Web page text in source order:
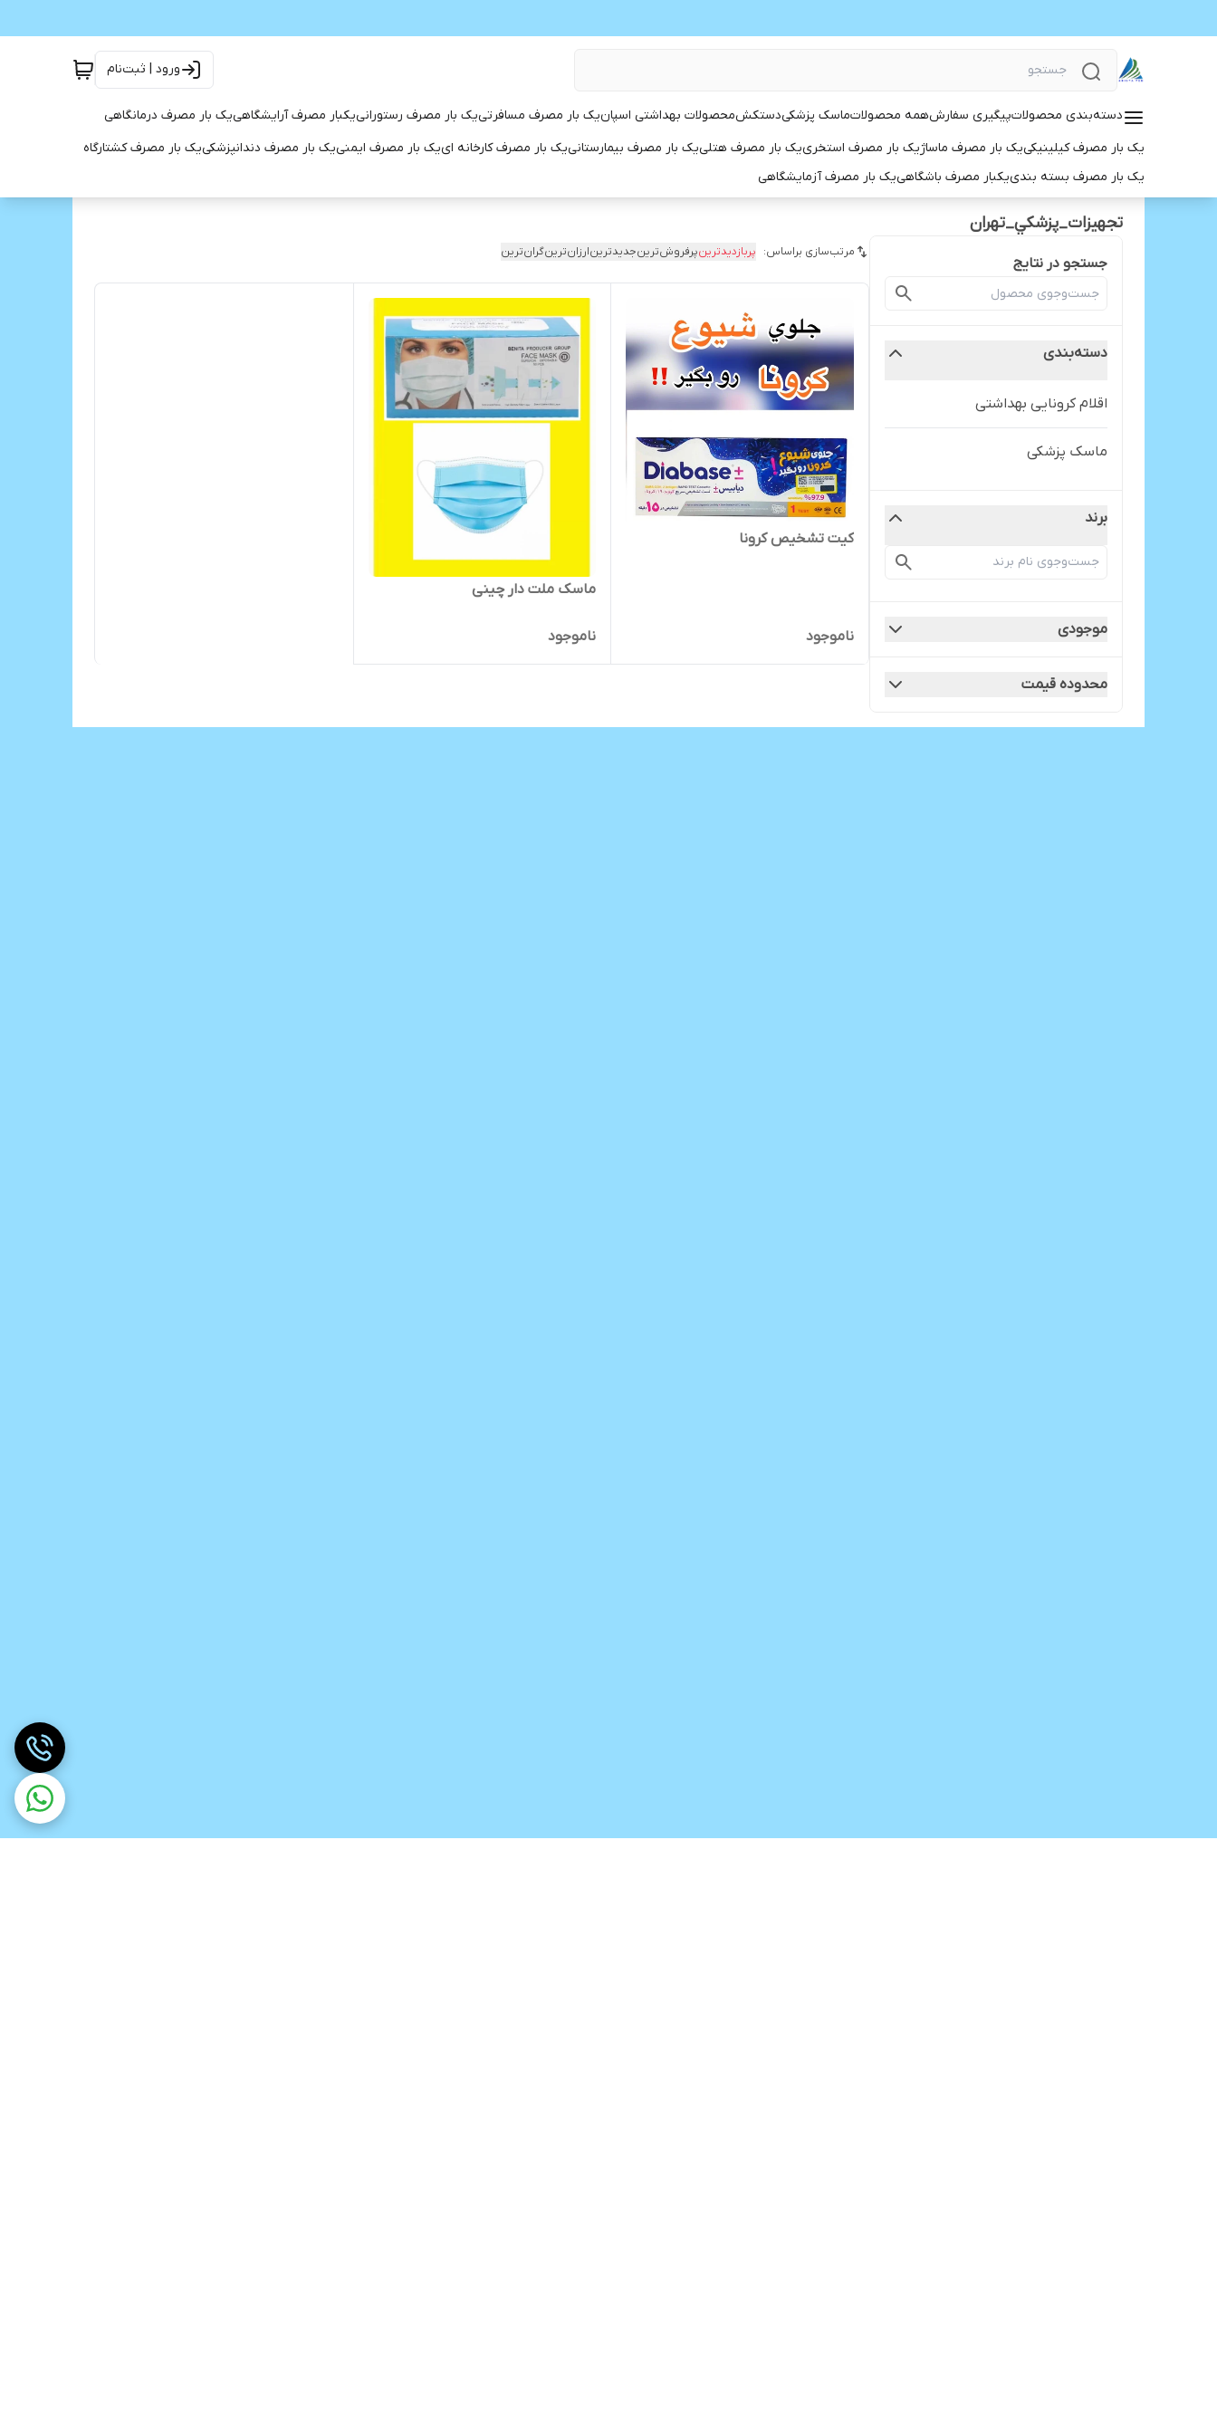
ورود | ثبت‌نام
دسته‌بندی محصولاتپیگیری سفارشهمه محصولاتماسک پزشکیدستکشمحصولات بهداشتی اسپانیک بار مصرف مسافرتییک بار مصرف رستورانییکبار مصرف آرایشگاهییک بار مصرف درمانگاهی
یک بار مصرف کیلینیکییک بار مصرف ماساژیک بار مصرف استخرییک بار مصرف هتلییک بار مصرف بیمارستانییک بار مصرف کارخانه اییک بار مصرف ایمنییک بار مصرف دندانپزشکییک بار مصرف کشتارگاه
یک بار مصرف بسته بندییکبار مصرف باشگاهییک بار مصرف آزمایشگاهی
تجهيزات_پزشكي_تهران
جستجو در نتایج
دسته‌بندی
اقلام کرونایی بهداشتی
ماسک پزشکی
برند
موجودی
محدوده قیمت
مرتب‌سازی براساس: پربازدیدترینپرفروش‌ترینجدیدترینارزان‌ترینگران‌ترین
کیت تشخیص کرونا
ناموجود
ماسک ملت دار چینی
ناموجود